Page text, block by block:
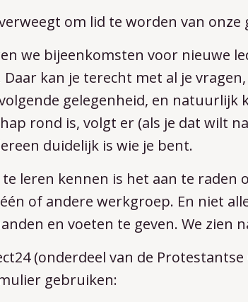
om lid te worden van onze
we bijeenkomsten voor nieuwe
kan je terecht met al je
gelegenheid, en natuurlijk
rond is, volgt er (als je dat wilt
duidelijk is wie je bent.
leren kennen is het aan te raden
of andere werkgroep. En niet
en voeten te geven. We zien
(onderdeel van de
gebruiken: